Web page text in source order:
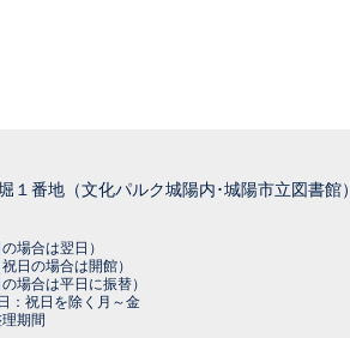
１番地（文化パルク城陽内･城陽市立図書館）
場合は翌日）
日の場合は開館）
場合は平日に振替）
を除く月～金
期間